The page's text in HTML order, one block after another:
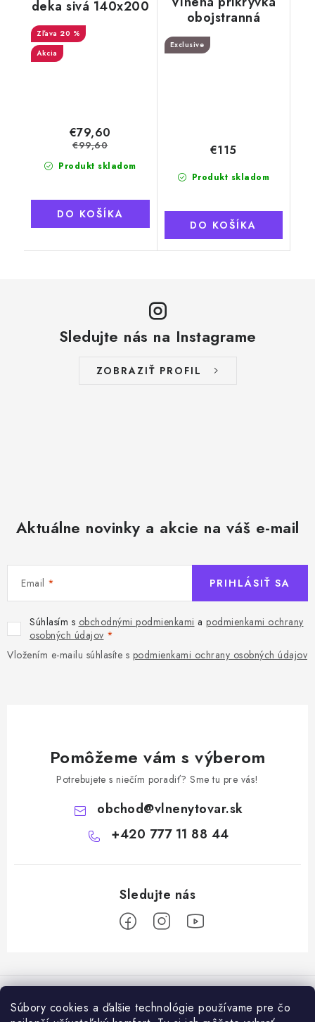
Súbory cookies a ďalšie technológie používame pre čo
deka sivá 140x200
cm, austrálske
merino
20 %
Akcia
Produkt skladom
€79,60
€99,60
DO KOŠÍKA
obojstranná
Lumaka, 140x200
Exclusive
Produkt skladom
€115
DO KOŠÍKA
Sledujte nás na Instagrame
ZOBRAZIŤ PROFIL
Aktuálne novinky a akcie na váš e-mail
Email
Súhlasím s obchodnými podmienkami a podmienkami ochrany
osobných údajov
Vložením e-mailu súhlasíte s podmienkami ochrany osobných údajov
PRIHLÁSIŤ SA
Pomôžeme vám s výberom
Potrebujete s niečím poradiť? Sme tu pre vás!
obchod@vlnenytovar.sk
+420 777 11 88 44
á